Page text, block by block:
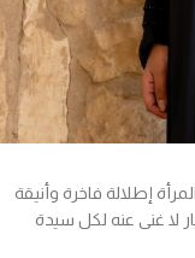
إطلالة فاخرة وأنيقة
لا غنى عنه لكل سيدة